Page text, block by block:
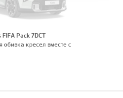
Pack 7DCT
обивка кресел вместе с